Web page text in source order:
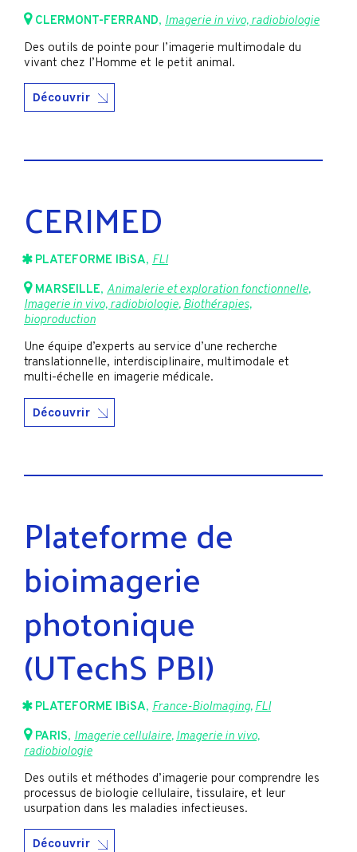
CLERMONT-FERRAND, Imagerie in vivo, radiobiologie
Des outils de pointe pour l’imagerie multimodale du
vivant chez l’Homme et le petit animal.
Découvrir
CERIMED
PLATEFORME IBiSA, FLI
MARSEILLE, Animalerie et exploration fonctionnelle,
Imagerie in vivo, radiobiologie,Biothérapies,
bioproduction
Une équipe d’experts au service d’une recherche
translationnelle, interdisciplinaire, multimodale et
multi-échelle en imagerie médicale.
Découvrir
Plateforme de
bioimagerie
photonique
(UTechS PBI)
PLATEFORME IBiSA, France-BioImaging,FLI
PARIS, Imagerie cellulaire,Imagerie in vivo,
radiobiologie
Des outils et méthodes d’imagerie pour comprendre les
processus de biologie cellulaire, tissulaire, et leur
usurpation dans les maladies infectieuses.
Découvrir